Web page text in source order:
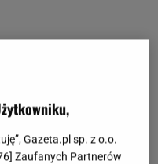
Gazeta.pl sp. z o.o.
] Zaufanych Partnerów